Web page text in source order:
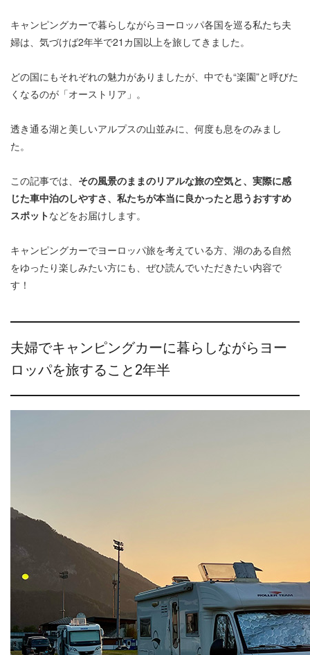
キャンピングカーで暮らしながらヨーロッパ各国を巡る私たち夫
婦は、気づけば2年半で21カ国以上を旅してきました。
どの国にもそれぞれの魅力がありましたが、中でも“楽園”と呼びた
くなるのが「オーストリア」。
透き通る湖と美しいアルプスの山並みに、何度も息をのみまし
た。
この記事では、 その風景のままのリアルな旅の空気と、実際に感
じた車中泊のしやすさ、私たちが本当に良かったと思うおすすめ
スポットなどをお届けします。
キャンピングカーでヨーロッパ旅を考えている方、湖のある自然
をゆったり楽しみたい方にも、ぜひ読んでいただきたい内容で
す！
夫婦でキャンピングカーに暮らしながらヨー
ロッパを旅すること2年半